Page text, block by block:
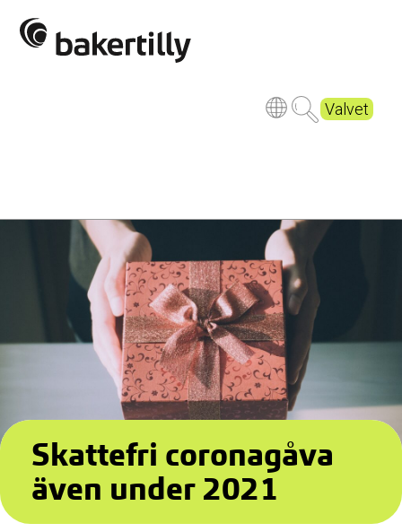
Valvet
Skattefri coronagåva
även under 2021